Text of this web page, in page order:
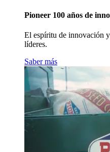
Pioneer 100 años de
El espíritu de innovación
líderes.
Saber más